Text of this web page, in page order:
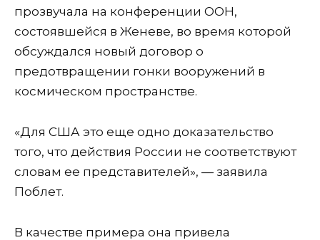
прозвучала на конференции ООН,
состоявшейся в Женеве, во время которой
обсуждался новый договор о
предотвращении гонки вооружений в
космическом пространстве.
«Для США это еще одно доказательство
того, что действия России не соответствуют
словам ее представителей», — заявила
Поблет.
В качестве примера она привела